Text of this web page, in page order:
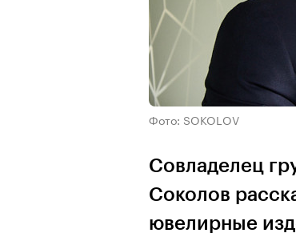
Фото: SOKOLOV
Совладелец
Соколов
ювелирные